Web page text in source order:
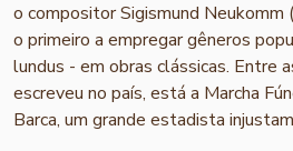
o compositor Sigismund
o primeiro a empregar gêneros
lundus - em obras clássicas. Entre
escreveu no país, está a Marcha
Barca, um grande estadista